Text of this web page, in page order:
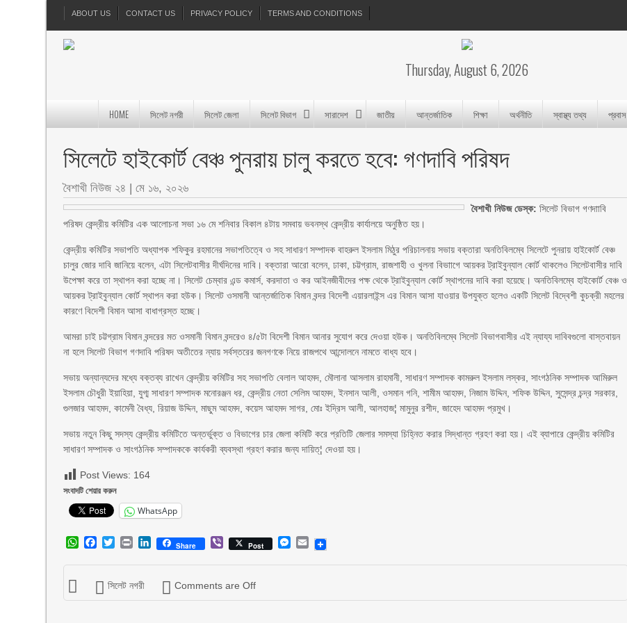
ABOUT US CONTACT US PRIVACY POLICY TERMS AND CONDITIONS
Thursday, August 6, 2026
HOME সিলেট নগরী সিলেট জেলা সিলেট বিভাগ সারাদেশ জাতীয় আন্তর্জাতিক শিক্ষা অর্থনীতি স্বাস্থ্য তথ্য প্রবাস
সিলেটে হাইকোর্ট বেঞ্চ পুনরায় চালু করতে হবে: গণদাবি পরিষদ
বৈশাখী নিউজ ২৪ |মে ১৬, ২০২৬
বৈশাখী নিউজ ডেস্ক: সিলেট বিভাগ গণদাাবি
পরিষদ কেন্দ্রীয় কমিটির এক আলোচনা সভা ১৬ মে শনিবার বিকাল ৪টায় সমবায় ভবনস্থ কেন্দ্রীয় কার্যালয়ে অনুষ্ঠিত হয়।
কেন্দ্রীয় কমিটির সভাপতি অধ্যাপক শফিকুর রহমানের সভাপতিত্বে ও সহ সাধারণ সম্পাদক বাহরুল ইসলাম মিঠুর পরিচালনায় সভায় বক্তারা অনতিবিলম্বে সিলেটে পুনরায় হাইকোর্ট বেঞ্চ
চালুর জোর দাবি জানিয়ে বলেন, এটা সিলেটবাসীর দীর্ঘদিনের দাবি। বক্তারা আরো বলেন, ঢাকা, চট্টগ্রাম, রাজশাহী ও খুলনা বিভাাগে আয়কর ট্রাইবুন্যাল কোর্ট থাকলেও সিলেটবাসীর দাবি
উপেক্ষা করে তা স্থাপন করা হচ্ছে না। সিলেট চেম্বার এন্ড কমার্স, করদাতা ও কর আইনজীবীদের পক্ষ থেকে ট্রাইবুন্যাল কোর্ট স্থাপনের দাবি করা হয়েছে। অনতিবিলম্বে হাইকোর্ট বেঞ্চ ও
আয়কর ট্রাইবুন্যাল কোর্ট স্থাপন করা হউক। সিলেট ওসমানী আন্তর্জাতিক বিমান বন্দর বিদেশী এয়ারলাইন্স এর বিমান আসা যাওয়ার উপযুক্ত হলেও একটি সিলেট বিদ্বেশী কুচক্রী মহলের
কারণে বিদেশী বিমান আসা বাধাগ্রস্ত হচ্ছে।
আমরা চাই চট্টগ্রাম বিমান বন্দরের মত ওসমানী বিমান বন্দরেও ৪/৫টা বিদেশী বিমান আনার সুযোগ করে দেওয়া হউক। অনতিবিলম্বে সিলেট বিভাগবাসীর এই ন্যায্য দাবিবগুলো বাস্তবায়ন
না হলে সিলেট বিভাগ গণদাবি পরিষদ অতীতের ন্যায় সর্বস্তরের জনগণকে নিয়ে রাজপথে আন্দোলনে নামতে বাধ্য হবে।
সভায় অন্যান্যদের মধ্যে বক্তব্য রাখেন কেন্দ্রীয় কমিটির সহ সভাপতি বেলাল আহমদ, মৌলানা আসলাম রাহমানী, সাধারণ সম্পাদক কামরুল ইসলাম লস্কর, সাংগঠনিক সম্পাদক আমিরুল
ইসলাম চৌধুরী ইয়াহিয়া, যুগ্ম সাধারণ সম্পাদক মনোরঞ্জন ধর, কেন্দ্রীয় নেতা সেলিম আহমদ, ইনসান আলী, ওসমান গনি, শামীম আহমদ, নিজাম উদ্দিন, শফিক উদ্দিন, সুসেন্দ্র চন্দ্র সরকার,
গুলজার আহমদ, কামেনী বৈধ্য, রিয়াজ উদ্দিন, মাছুম আহমদ, কয়েস আহমদ সাগর, মোঃ ইদ্রিস আলী, আলহাজ¦ মামুনুর রশীদ, জাহেদ আহমদ প্রমুখ।
সভায় নতুন কিছু সদস্য কেন্দ্রীয় কমিটিতে অন্তর্ভুক্ত ও বিভাগের চার জেলা কমিটি করে প্রতিটি জেলার সমস্যা চিহ্নিত করার সিদ্ধান্ত গ্রহণ করা হয়। এই ব্যাপারে কেন্দ্রীয় কমিটির
সাধারণ সম্পাদক ও সাংগঠনিক সম্পাদককে কার্যকরী ব্যবস্থা গ্রহণ করার জন্য দায়িত্¦ দেওয়া হয়।
Post Views: 164
সংবাদটি শেয়ার করুন
WhatsApp
WhatsApp
Facebook
Twitter
Print LinkedIn
Share ViberPost Messenger
Email
সিলেট নগরী Comments are Off